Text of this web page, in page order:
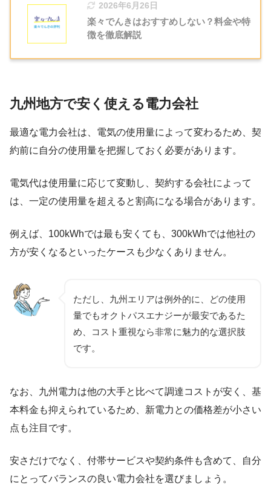
2026年6月26日
楽々でんきはおすすめしない？料金や特
徴を徹底解説
九州地方で安く使える電力会社
最適な電力会社は、電気の使用量によって変わるため、契
約前に自分の使用量を把握しておく必要があります。
電気代は使用量に応じて変動し、契約する会社によって
は、一定の使用量を超えると割高になる場合があります。
例えば、100kWhでは最も安くても、300kWhでは他社の
方が安くなるといったケースも少なくありません。
ただし、九州エリアは例外的に、どの使用
量でもオクトパスエナジーが最安であるた
め、コスト重視なら非常に魅力的な選択肢
です。
なお、九州電力は他の大手と比べて調達コストが安く、基
本料金も抑えられているため、新電力との価格差が小さい
点も注目です。
安さだけでなく、付帯サービスや契約条件も含めて、自分
にとってバランスの良い電力会社を選びましょう。